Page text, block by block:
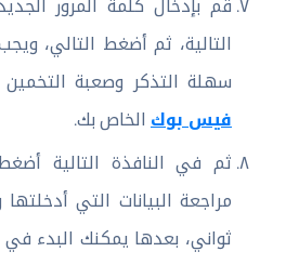
قم بإدخال كلمة المرور
التالية، ثم أضغط التالي،
سهلة التذكر وصعبة
فيس بوك الخاص بك.
ثم في النافذة التالية
مراجعة البيانات التي
ثواني، بعدها يمكنك البدء